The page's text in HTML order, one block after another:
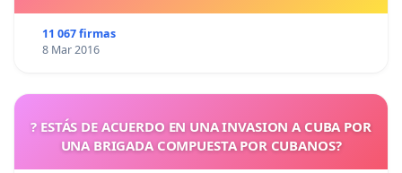
11 067 firmas
8 Mar 2016
? ESTÁS DE ACUERDO EN UNA INVASION A CUBA POR
UNA BRIGADA COMPUESTA POR CUBANOS?